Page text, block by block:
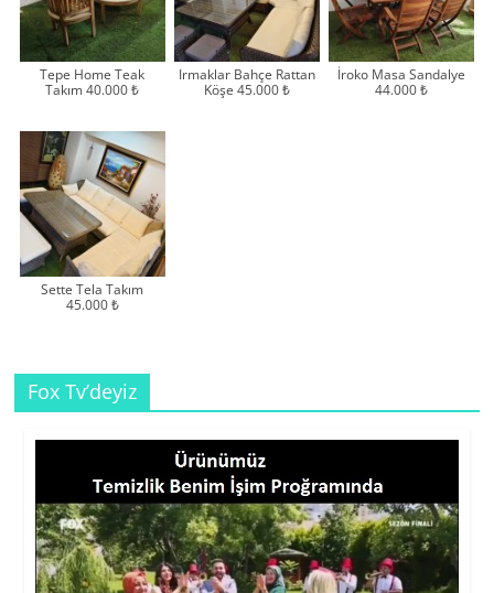
Tepe Home Teak
Takım 40.000 ₺
Irmaklar Bahçe Rattan
Köşe 45.000 ₺
İroko Masa Sandalye
44.000 ₺
Sette Tela Takım
45.000 ₺
Fox Tv’deyiz